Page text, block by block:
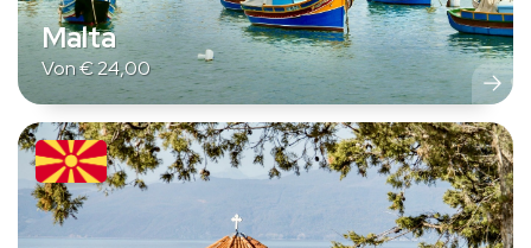
Malta
Von€24,00